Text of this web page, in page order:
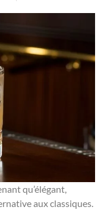
qu’élégant,
aux classiques.